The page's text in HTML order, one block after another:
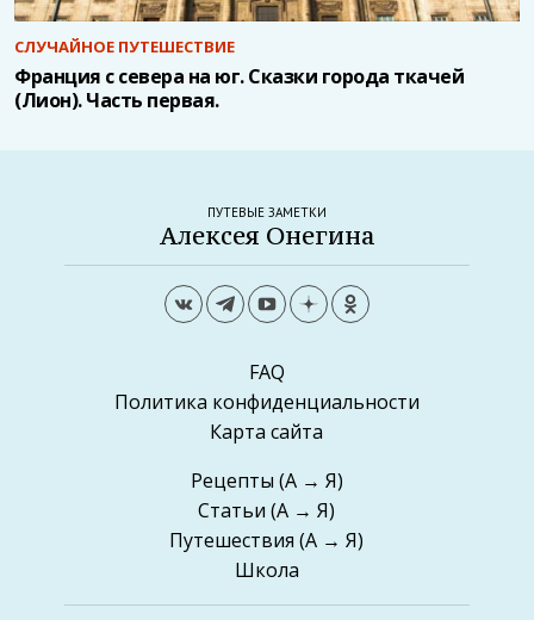
СЛУЧАЙНОЕ ПУТЕШЕСТВИЕ
Франция с севера на юг. Сказки города ткачей
(Лион). Часть первая.
ПУТЕВЫЕ ЗАМЕТКИ
Алексея Онегина
FAQ
Политика конфиденциальности
Карта сайта
Рецепты (А → Я)
Статьи (А → Я)
Путешествия (А → Я)
Школа